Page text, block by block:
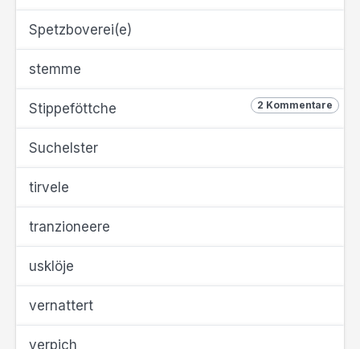
Spetzboverei(e)
stemme
2 Kommentare
Stippeföttche
Suchelster
tirvele
tranzioneere
usklöje
vernattert
verpich